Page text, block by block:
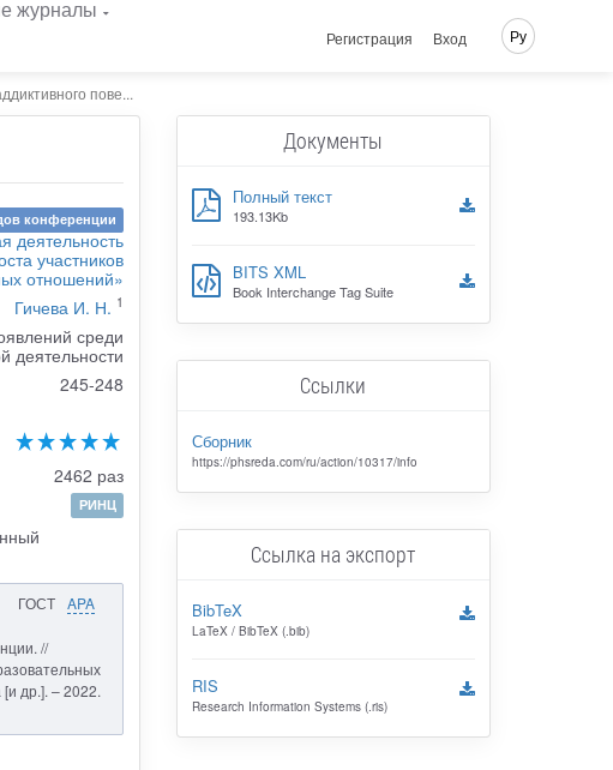
журналы
Регистрация Вход Ру
пове...
конференции
деятельность
участников
отношений»
Гичева И. Н. 1
среди
деятельности
245-248
2462 раз
РИНЦ
ГОСТ APA
//
др.]. – 2022.
Документы
Полный текст
193.13Kb
BITS XML
Book Interchange Tag Suite
Ссылки
Сборник
https://phsreda.com/ru/action/10317/info
Ссылка на экспорт
BibTeX
LaTeX / BibTeX (.bib)
RIS
Research Information Systems (.ris)